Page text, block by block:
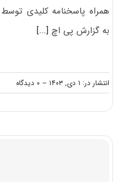
همراه پاسخنامه کلیدی
به گزارش پی اچ[...]
انتشار در: ۱ دی, ۱۴۰۳ -- ۰ دیدگاه
on